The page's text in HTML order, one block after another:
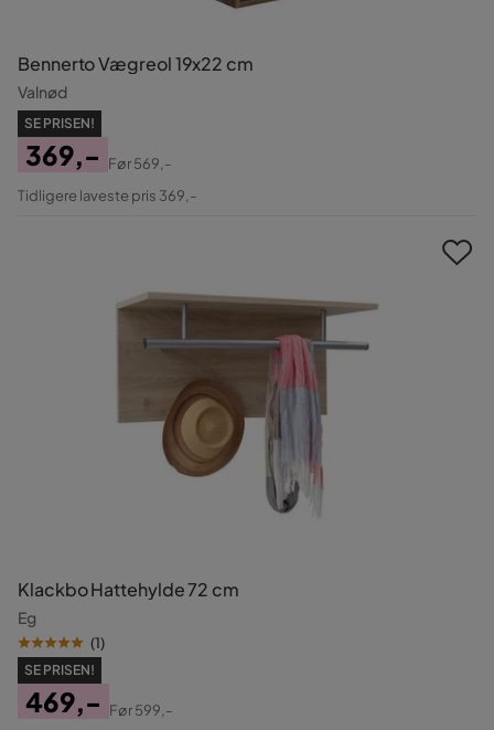
Bennerto Vægreol 19x22 cm
Valnød
SE PRISEN!
Pris
369,-
Original
Før569,-
Tidligere laveste pris 369,-
Klackbo Hattehylde 72 cm
Eg
(1)
SE PRISEN!
469,-
Før599,-